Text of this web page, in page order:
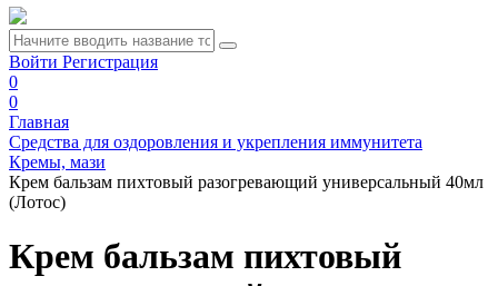
Войти Регистрация
0
0
Главная
Средства для оздоровления и укрепления иммунитета
Кремы, мази
Крем бальзам пихтовый разогревающий универсальный 40мл
(Лотос)
Крем бальзам пихтовый